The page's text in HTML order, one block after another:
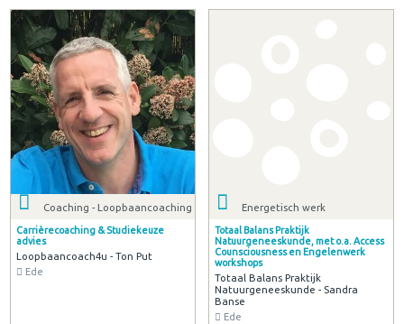
Coaching - Loopbaancoaching
Carrièrecoaching & Studiekeuze
advies
Loopbaancoach4u - Ton Put
Ede
Energetisch werk
Totaal Balans Praktijk
Natuurgeneeskunde, met o.a. Access
Counsciousness en Engelenwerk
workshops
Totaal Balans Praktijk
Natuurgeneeskunde - Sandra
Banse
Ede